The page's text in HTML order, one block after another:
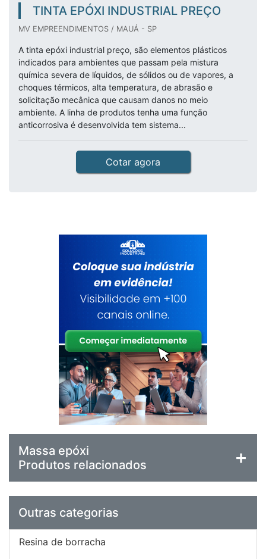
TINTA EPÓXI INDUSTRIAL PREÇO
MV EMPREENDIMENTOS / MAUÁ - SP
A tinta epóxi industrial preço, são elementos plásticos
indicados para ambientes que passam pela mistura
química severa de líquidos, de sólidos ou de vapores, a
choques térmicos, alta temperatura, de abrasão e
solicitação mecânica que causam danos no meio
ambiente. A linha de produtos tenha uma função
anticorrosiva é desenvolvida tem sistema...
Cotar agora
Massa epóxi
Produtos relacionados
Outras categorias
Resina de borracha